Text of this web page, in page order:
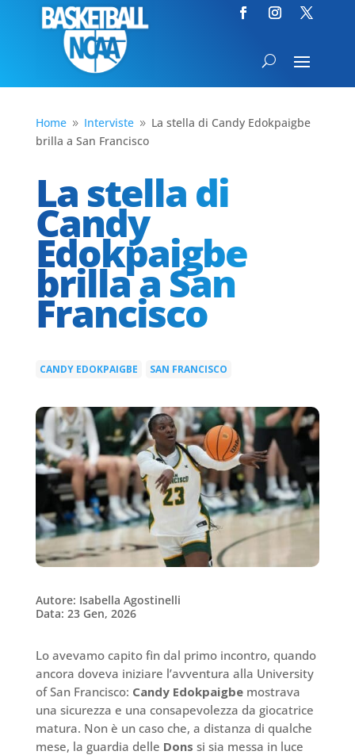
Home 9 Interviste 9 La stella di Candy Edokpaigbe
brilla a San Francisco
La stella di
Candy
Edokpaigbe
brilla a San
Francisco
CANDY EDOKPAIGBE SAN FRANCISCO
Autore: Isabella Agostinelli
Data: 23 Gen, 2026
Lo avevamo capito fin dal primo incontro, quando
ancora doveva iniziare l’avventura alla University
of San Francisco: Candy Edokpaigbemostrava
una sicurezza e una consapevolezza da giocatrice
matura. Non è un caso che, a distanza di qualche
mese, la guardia delle Dons si sia messa in luce